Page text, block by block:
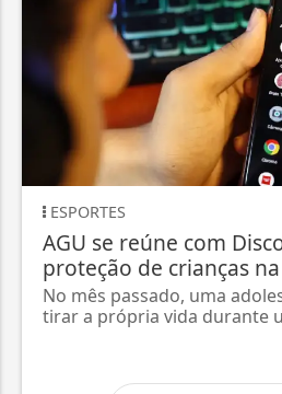
ESPORTES
AGU se reúne com
proteção de crianças
No mês passado, uma
tirar a própria vida durante